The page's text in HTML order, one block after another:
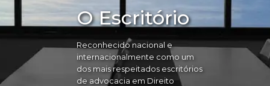
O Escritório
Reconhecido nacional e
internacionalmente como um
dos mais respeitados escritórios
de advocacia em Direito